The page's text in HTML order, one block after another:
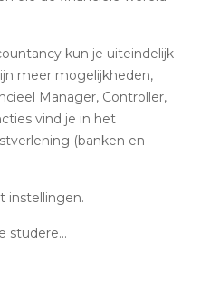
kun je uiteindelijk
meer mogelijkheden,
Manager, Controller,
vind je in het
(banken en
instellingen.
studere...